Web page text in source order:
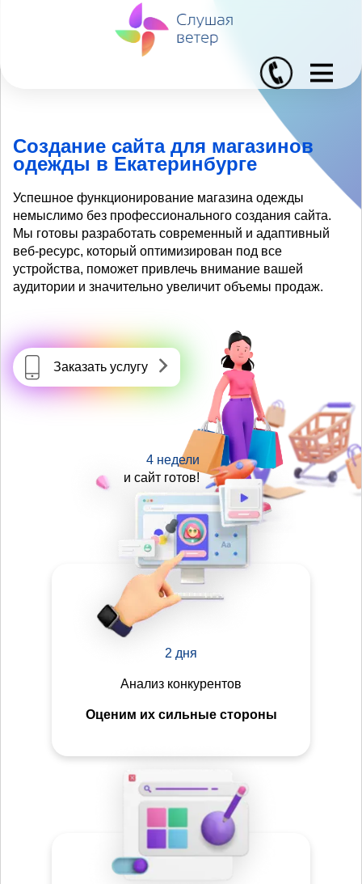
I
Создание сайта для магазинов
одежды в Екатеринбурге
Успешное функционирование магазина одежды
немыслимо без профессионального создания сайта.
Мы готовы разработать современный и адаптивный
веб-ресурс, который оптимизирован под все
устройства, поможет привлечь внимание вашей
аудитории и значительно увеличит объемы продаж.
Заказать услугу
4 недели
и сайт готов!
2 дня
Анализ конкурентов
Оценим их сильные стороны